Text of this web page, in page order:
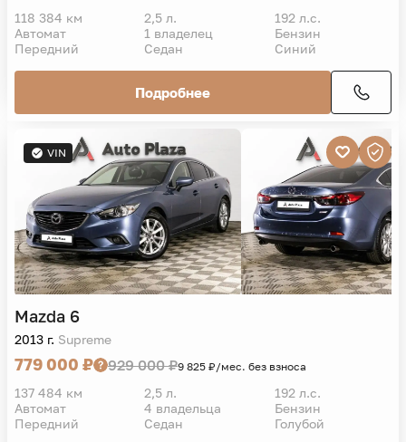
VIN
Mazda
118 384 км 2,5 л.
192 л.с.
1 владелец
Бензин
Передний
Седан Синий
Подробнее
VIN